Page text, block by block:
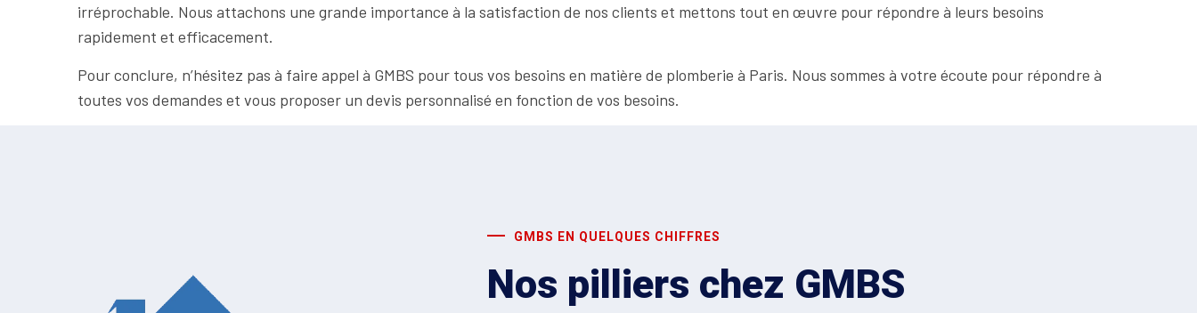
irréprochable. Nous attachons une grande importance à la satisfaction de nos clients et mettons tout en œuvre pour répondre à leurs besoins
rapidement et efficacement.
Pour conclure, n’hésitez pas à faire appel à GMBS pour tous vos besoins en matière de plomberie à Paris. Nous sommes à votre écoute pour répondre à
toutes vos demandes et vous proposer un devis personnalisé en fonction de vos besoins.
GMBS EN QUELQUES CHIFFRES
Nos pilliers chez GMBS